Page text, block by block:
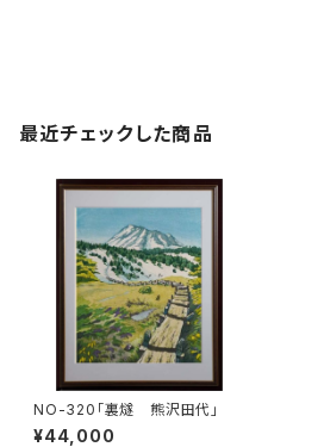
最近チェックした商品
NO-320「裏燧 熊沢田代」
¥44,000